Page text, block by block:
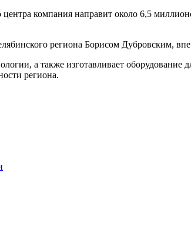
компания направит около 6,5
региона Борисом Дубровским,
а также изготавливает оборудование
региона.